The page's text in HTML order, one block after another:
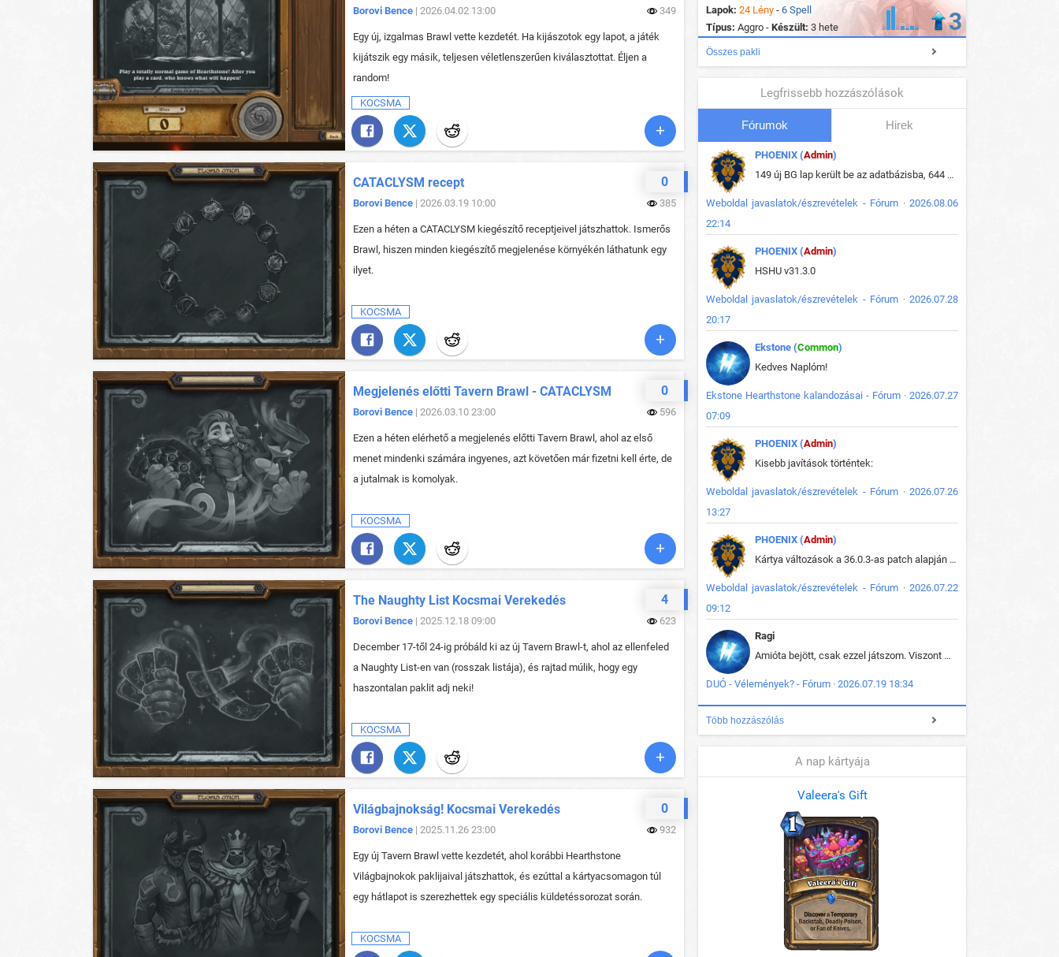
Borovi Bence | 2026.04.02 13:00 349
Egy új, izgalmas Brawl vette kezdetét. Ha kijászotok egy lapot, a játék
kijátszik egy másik, teljesen véletlenszerűen kiválasztottat. Éljen a
random!
KOCSMA
0
CATACLYSM recept
Borovi Bence | 2026.03.19 10:00 385
Ezen a héten a CATACLYSM kiegészítő receptjeivel játszhattok. Ismerős
Brawl, hiszen minden kiegészítő megjelenése környékén láthatunk egy
ilyet.
KOCSMA
0
Megjelenés előtti Tavern Brawl - CATACLYSM
Borovi Bence | 2026.03.10 23:00 596
Ezen a héten elérhető a megjelenés előtti Tavern Brawl, ahol az első
menet mindenki számára ingyenes, azt követően már fizetni kell érte, de
a jutalmak is komolyak.
KOCSMA
4
The Naughty List Kocsmai Verekedés
Borovi Bence | 2025.12.18 09:00 623
December 17-től 24-ig próbáld ki az új Tavern Brawl-t, ahol az ellenfeled
a Naughty List-en van (rosszak listája), és rajtad múlik, hogy egy
haszontalan paklit adj neki!
KOCSMA
0
Világbajnokság! Kocsmai Verekedés
Borovi Bence | 2025.11.26 23:00 932
Egy új Tavern Brawl vette kezdetét, ahol korábbi Hearthstone
Világbajnokok paklijaival játszhattok, és ezúttal a kártyacsomagon túl
egy hátlapot is szerezhettek egy speciális küldetéssorozat során.
KOCSMA
Lapok: 24 Lény - 6 Spell
Típus: Aggro - Készült: 3 hete 3
Összes pakli
Legfrissebb hozzászólások
Fórumok Hirek
PHOENIX (Admin)
149 új BG lap került be az adatbázisba, 644 db meglévő BG lap módosult, bekerültek az új képek a megváltozott lapokhoz is.
Weboldal javaslatok/észrevételek - Fórum · 2026.08.06
22:14
PHOENIX (Admin)
HSHU v31.3.0
Weboldal javaslatok/észrevételek - Fórum · 2026.07.28
20:17
Ekstone (Common)
Kedves Naplóm!
Ekstone Hearthstone kalandozásai - Fórum · 2026.07.27
07:09
PHOENIX (Admin)
Kisebb javítások történtek:
Weboldal javaslatok/észrevételek - Fórum · 2026.07.26
13:27
PHOENIX (Admin)
Kártya változások a 36.0.3-as patch alapján frissítve az adatbázisban (képek is cserélve).
Weboldal javaslatok/észrevételek - Fórum · 2026.07.22
09:12
Ragi
Amióta bejött, csak ezzel játszom. Viszont mint minden más - akár az alapjáték is, ez is baromira összetett lett. Néha már pár kör után is esélytelen az egész. Vagy irreállisan túltápol valaki, vagy lelép a partner, vagy csak hülye mint a segg. És amikor eljönne az én időm, na akkor jön el mindenki másé is. Engem jobban érdekelne, hogy ki milyen ratingen szokott játszani. Na ez lenne egy érdekes adat.
DUÓ - Vélemények? - Fórum · 2026.07.19 18:34
Több hozzászólás
A nap kártyája
Valeera's Gift